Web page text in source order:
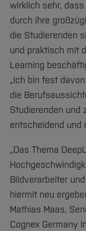
wirklich sehr,
durch ihre
die Studierenden
und praktisch mit
Learning
„Ich bin fest
die
Studierenden und
entscheidend und
„Das Thema
Bildverarbeiter
hiermit neu
Mathias Maas,
Cognex Germany